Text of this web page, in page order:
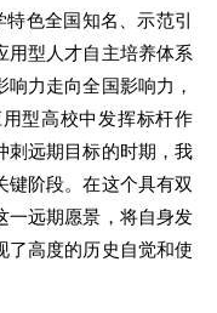
特色全国知名、示范引
用型人才自主培养体系
力走向全国影响力，
型高校中发挥标杆作
刺远期目标的时期，我
键阶段。在这个具有双
一远期愿景，将自身发
了高度的历史自觉和使